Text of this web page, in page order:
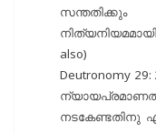
നിത്യനിയമമായി
also)
Deutronomy
നടകേണ്ടതിനു